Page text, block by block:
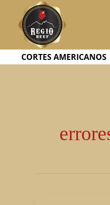
contenido
CORTES AMERICANOS